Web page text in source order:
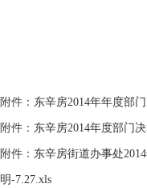
附件： 东辛房2014年年度部
附件： 东辛房2014年度部门
附件： 东辛房街道办事处
明-7.27.xls